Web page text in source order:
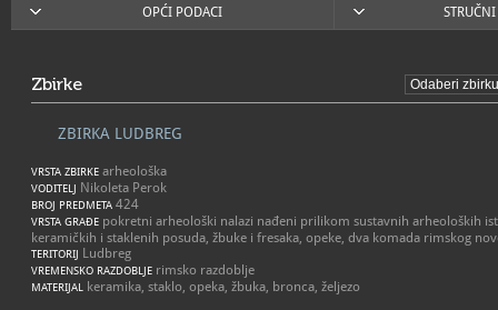
OPĆI PODACI
Zbirke
ZBIRKA LUDBREG
VRSTA ZBIRKE arheološka
VODITELJ Nikoleta Perok
BROJ PREDMETA 424
VRSTA GRAĐE pokretni arheološki nalazi nađeni prilikom sustavnih arheoloških
keramičkih i staklenih posuda, žbuke i fresaka, opeke, dva komada rimskog
TERITORIJ Ludbreg
VREMENSKO RAZDOBLJE rimsko razdoblje
MATERIJAL keramika, staklo, opeka, žbuka, bronca, željezo